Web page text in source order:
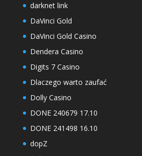
darknet link
DaVinci Gold
DaVinci Gold Casino
Dendera Casino
Digits 7 Casino
Dlaczego warto zaufać
Dolly Casino
DONE 240679 17.10
DONE 241498 16.10
dopZ